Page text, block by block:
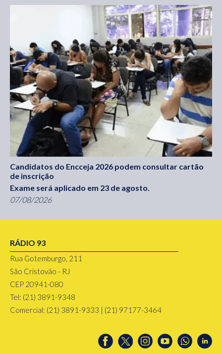
Candidatos do Encceja 2026 podem consultar cartão
de inscrição
Exame será aplicado em 23 de agosto.
07/08/2026
RÁDIO 93
Rua Gotemburgo, 211
São Cristovão - RJ
CEP 20941-080
Tel: (21) 3891-9348
Comercial: (21) 3891-9333 | (21) 97177-3464